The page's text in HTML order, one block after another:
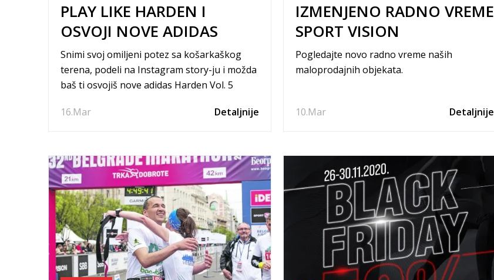
PLAY LIKE HARDEN I
OSVOJI NOVE ADIDAS
HARDEN VOL. 5 PATIKE ZA
BASKET
Snimi svoj omiljeni potez sa košarkaškog
terena, podeli na Instagram story-ju i možda
baš ti osvojiš nove adidas Harden Vol. 5
našoj Instagram aktivaciji.
16.Mar Detaljnije
IZMENJENO RADNO VREME
SPORT VISION
PRODAVNICA
Pogledajte novo radno vreme naših
maloprodajnih objekata.
10.Mar Detaljnije